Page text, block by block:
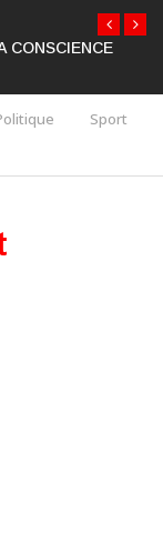
CONSCIENCE
Sport